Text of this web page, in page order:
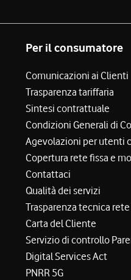
Per il consumatore
Comunicazioni ai Clienti
Trasparenza tariffaria
Sintesi contrattuale
Condizioni Generali di
Agevolazioni per utenti
Copertura rete fissa e
Contattaci
Qualità dei servizi
Trasparenza tecnica rete
Carta del Cliente
Servizio di controllo
Digital Services Act
PNRR 5G